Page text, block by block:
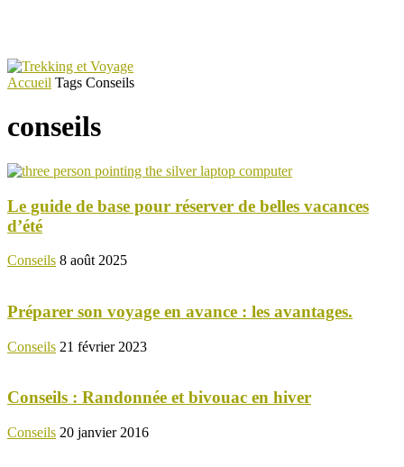
Accueil Tags Conseils
conseils
Le guide de base pour réserver de belles vacances
d’été
Conseils 8 août 2025
Préparer son voyage en avance : les avantages.
Conseils 21 février 2023
Conseils : Randonnée et bivouac en hiver
Conseils 20 janvier 2016